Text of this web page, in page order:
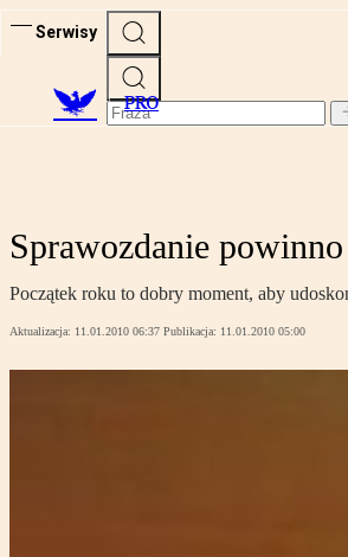
Serwisy
PRO
Sprawozdanie
Początek roku to dobry moment, aby
Aktualizacja: 11.01.2010 06:37 Publikacja: 11.01.2010 05:00